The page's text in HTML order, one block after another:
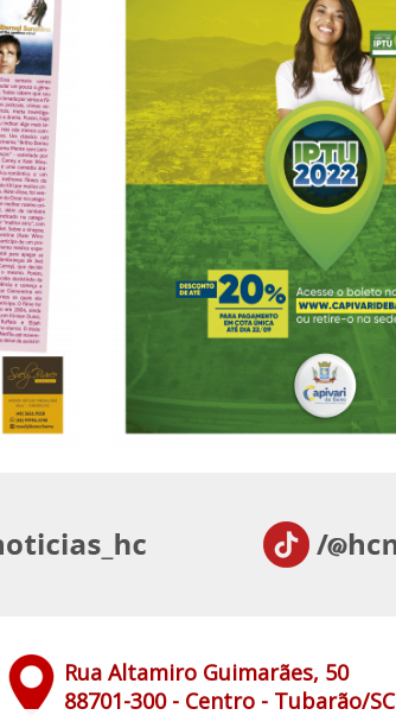
Rua Altamiro Guimarães, 50
88701-300 - Centro - Tubarão/SC